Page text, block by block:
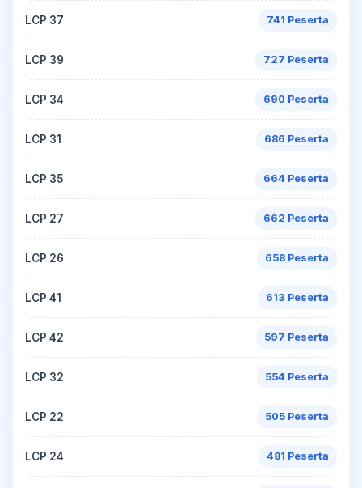
LCP 37 741 Peserta
LCP 39 727 Peserta
LCP 34 690 Peserta
LCP 31 686 Peserta
LCP 35 664 Peserta
LCP 27 662 Peserta
LCP 26 658 Peserta
LCP 41 613 Peserta
LCP 42 597 Peserta
LCP 32 554 Peserta
LCP 22 505 Peserta
LCP 24 481 Peserta